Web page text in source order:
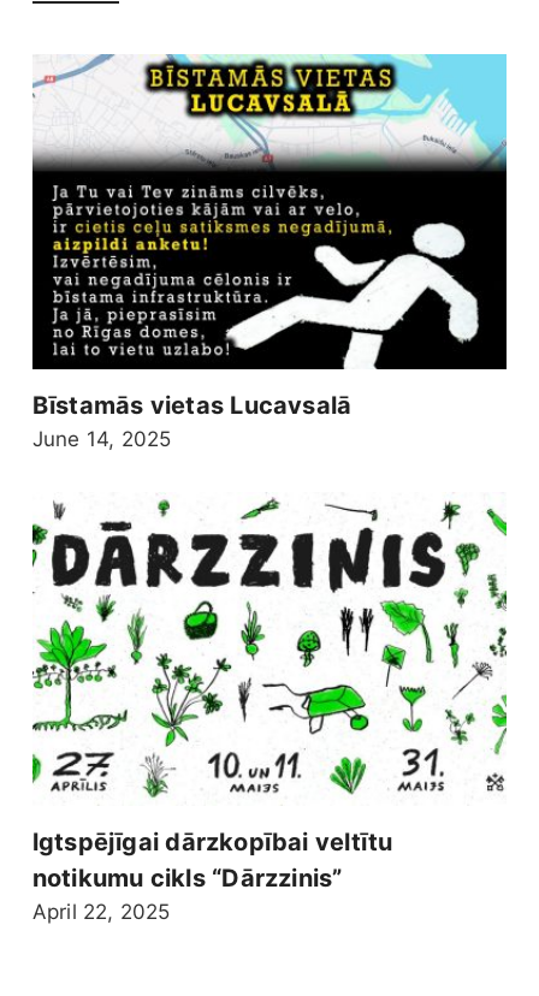
Bīstamās vietas Lucavsalā
June 14, 2025
lgtspējīgai dārzkopībai veltītu
notikumu cikls “Dārzzinis”
April 22, 2025